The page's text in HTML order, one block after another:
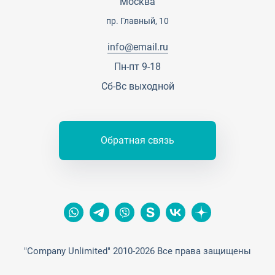
пр. Главный, 10
info@email.ru
Пн-пт 9-18
Сб-Вс выходной
Обратная связь
"Company Unlimited" 2010-2026 Все права защищены